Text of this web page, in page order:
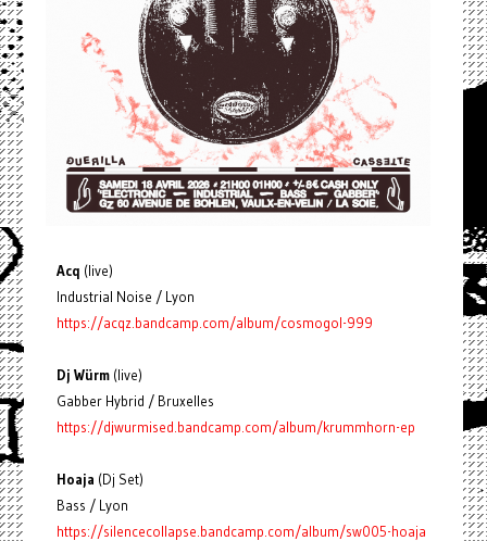
Acq (live)
Industrial Noise / Lyon
https://acqz.bandcamp.com/album/cosmogol-999
Dj Würm(live)
Gabber Hybrid / Bruxelles
https://djwurmised.bandcamp.com/album/krummhorn-ep
Hoaja (Dj Set)
Bass / Lyon
https://silencecollapse.bandcamp.com/album/sw005-hoaja